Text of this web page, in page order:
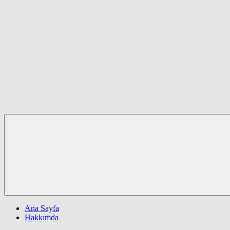
Ana Sayfa
Hakkımda